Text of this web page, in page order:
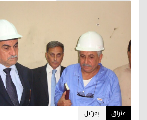
عێراق به‌رتیل